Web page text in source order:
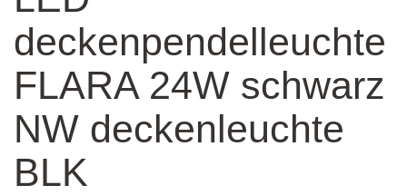
deckenpendelleuchte
FLARA 24W schwarz
NW deckenleuchte
BLK